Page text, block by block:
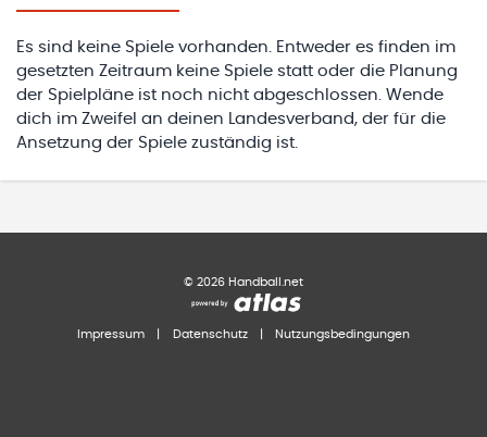
Es sind keine Spiele vorhanden. Entweder es finden im
gesetzten Zeitraum keine Spiele statt oder die Planung
der Spielpläne ist noch nicht abgeschlossen. Wende
dich im Zweifel an deinen Landesverband, der für die
Ansetzung der Spiele zuständig ist.
© 2026 Handball.net
Impressum Datenschutz Nutzungsbedingungen